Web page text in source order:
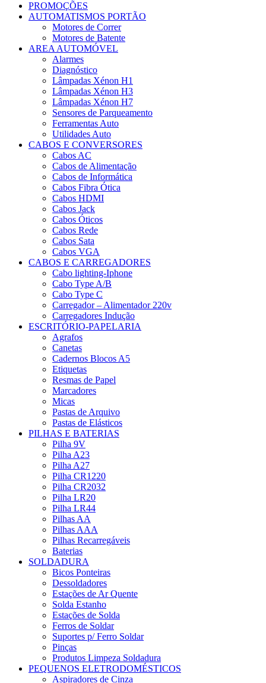
PROMOÇÕES
AUTOMATISMOS PORTÃO
Motores de Correr
Motores de Batente
AREA AUTOMÓVEL
Alarmes
Diagnóstico
Lâmpadas Xénon H1
Lâmpadas Xénon H3
Lâmpadas Xénon H7
Sensores de Parqueamento
Ferramentas Auto
Utilidades Auto
CABOS E CONVERSORES
Cabos AC
Cabos de Alimentação
Cabos de Informática
Cabos Fibra Ótica
Cabos HDMI
Cabos Jack
Cabos Óticos
Cabos Rede
Cabos Sata
Cabos VGA
CABOS E CARREGADORES
Cabo lighting-Iphone
Cabo Type A/B
Cabo Type C
Carregador – Alimentador 220v
Carregadores Indução
ESCRITÓRIO-PAPELARIA
Agrafos
Canetas
Cadernos Blocos A5
Etiquetas
Resmas de Papel
Marcadores
Micas
Pastas de Arquivo
Pastas de Elásticos
PILHAS E BATERIAS
Pilha 9V
Pilha A23
Pilha A27
Pilha CR1220
Pilha CR2032
Pilha LR20
Pilha LR44
Pilhas AA
Pilhas AAA
Pilhas Recarregáveis
Baterias
SOLDADURA
Bicos Ponteiras
Dessoldadores
Estações de Ar Quente
Solda Estanho
Estações de Solda
Ferros de Soldar
Suportes p/ Ferro Soldar
Pinças
Produtos Limpeza Soldadura
PEQUENOS ELETRODOMÉSTICOS
Aspiradores de Cinza